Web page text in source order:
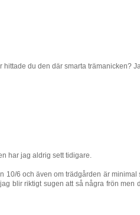
hittade du den där smarta trämanicken?
har jag aldrig sett tidigare.
10/6 och även om trädgården är
blir riktigt sugen att så några frön men